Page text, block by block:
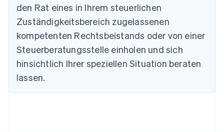
den Rat eines in Ihrem steuerlichen
Zuständigkeitsbereich zugelassenen
kompetenten Rechtsbeistands oder von einer
Steuerberatungsstelle einholen und sich
hinsichtlich Ihrer speziellen Situation beraten
lassen.
Dänemark
Deutschland
DeutschEnglish
Estland
English
Festlandchina
简体中文
EnglishSvenska